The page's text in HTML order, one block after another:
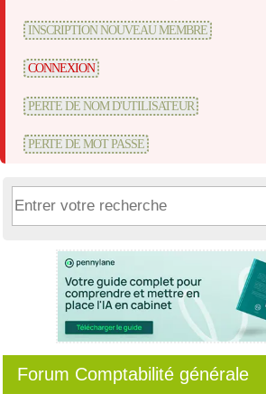
INSCRIPTION NOUVEAU MEMBRE
CONNEXION
PERTE DE NOM D'UTILISATEUR
PERTE DE MOT PASSE
Forum Comptabilité générale